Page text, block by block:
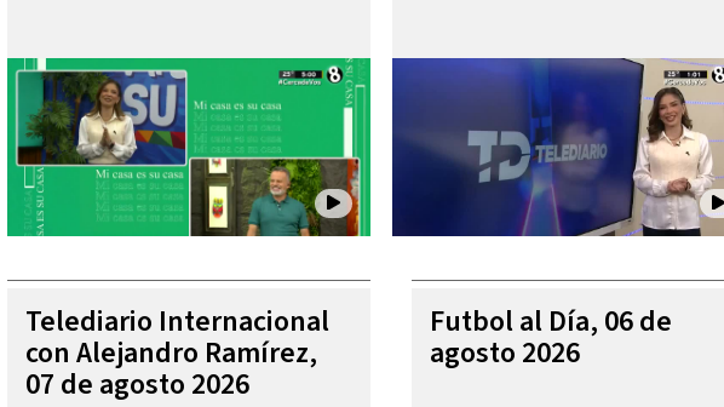
Telediario Internacional
con Alejandro Ramírez,
07 de agosto 2026
Futbol al Día, 06 de
agosto 2026